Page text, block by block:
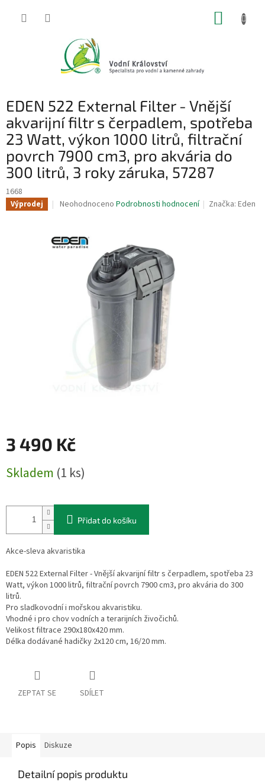
EDEN 522 External Filter - Vnější
akvarijní filtr s čerpadlem, spotřeba
23 Watt, výkon 1000 litrů, filtrační
povrch 7900 cm3, pro akvária do
300 litrů, 3 roky záruka, 57287
1668
Výprodej
Průměrné
je
0,0
hvězdiček.
Neohodnoceno Podrobnosti hodnocení Značka:Eden
3 490 Kč
cena:
Skladem (1 ks)
Přidat do košíku
Akce-sleva akvaristika
EDEN 522 External Filter - Vnější akvarijní filtr s čerpadlem, spotřeba 23
Watt, výkon 1000 litrů, filtrační povrch 7900 cm3, pro akvária do 300
litrů.
Pro sladkovodní i mořskou akvaristiku.
Vhodné i pro chov vodních a terarijních živočichů.
Velikost filtrace 290x180x420 mm.
Délka dodávané hadičky 2x120 cm, 16/20 mm.
ZEPTAT SE SDÍLET
Popis Diskuze
Detailní popis produktu